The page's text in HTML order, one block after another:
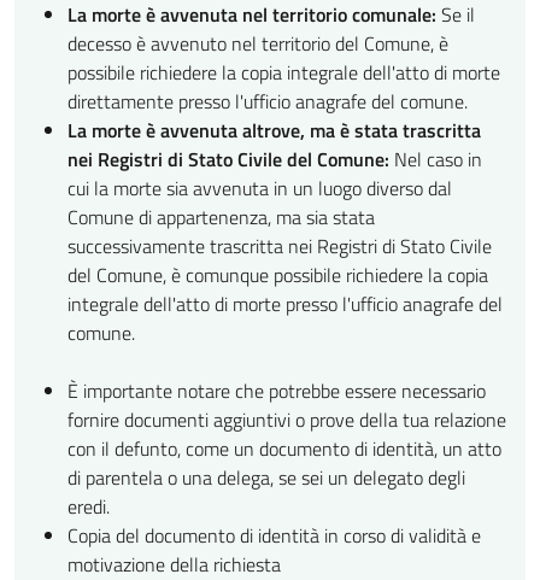
La morte è avvenuta nel territorio comunale: Se il
decesso è avvenuto nel territorio del Comune, è
possibile richiedere la copia integrale dell'atto di morte
direttamente presso l'ufficio anagrafe del comune.
La morte è avvenuta altrove, ma è stata trascritta
nei Registri di Stato Civile del Comune: Nel caso in
cui la morte sia avvenuta in un luogo diverso dal
Comune di appartenenza, ma sia stata
successivamente trascritta nei Registri di Stato Civile
del Comune, è comunque possibile richiedere la copia
integrale dell'atto di morte presso l'ufficio anagrafe del
comune.
È importante notare che potrebbe essere necessario
fornire documenti aggiuntivi o prove della tua relazione
con il defunto, come un documento di identità, un atto
di parentela o una delega, se sei un delegato degli
eredi.
Copia del documento di identità in corso di validità e
motivazione della richiesta